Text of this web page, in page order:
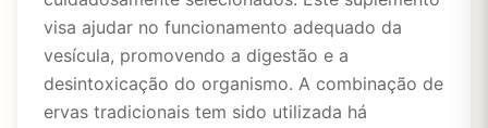
visa ajudar no funcionamento adequado da
vesícula, promovendo a digestão e a
desintoxicação do organismo. A combinação de
ervas tradicionais tem sido utilizada há